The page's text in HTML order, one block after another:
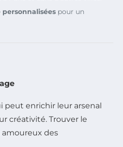
pour un
enrichir leur arsenal
créativité. Trouver le
amoureux des